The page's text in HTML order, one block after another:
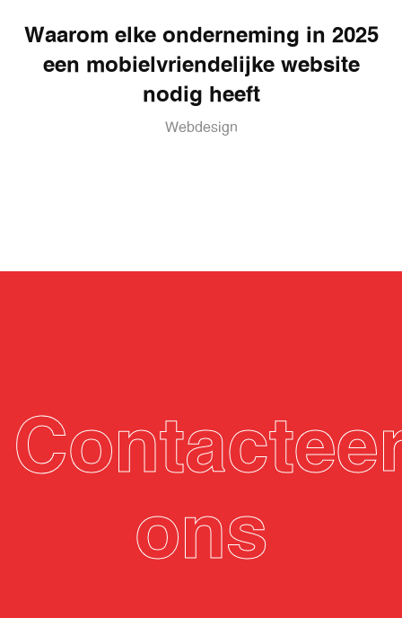
Waarom elke onderneming in 2025
een mobielvriendelijke website
nodig heeft
Webdesign
ons